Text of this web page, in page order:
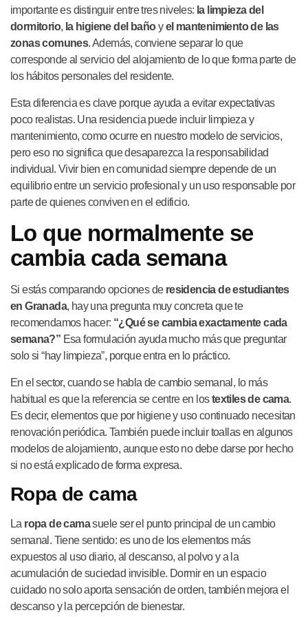
importante es distinguir entre tres niveles: la limpieza del
dormitorio, la higiene del bañoyel mantenimiento de las
zonas comunes. Además, conviene separar lo que
corresponde al servicio del alojamiento de lo que forma parte de
los hábitos personales del residente.
Esta diferencia es clave porque ayuda a evitar expectativas
poco realistas. Una residencia puede incluir limpieza y
mantenimiento, como ocurre en nuestro modelo de servicios,
pero eso no significa que desaparezca la responsabilidad
individual. Vivir bien en comunidad siempre depende de un
equilibrio entre un servicio profesional y un uso responsable por
parte de quienes conviven en el edificio.
Lo que normalmente se
cambia cada semana
Si estás comparando opciones de residencia de estudiantes
en Granada, hay una pregunta muy concreta que te
recomendamos hacer: “¿Qué se cambia exactamente cada
semana?” Esa formulación ayuda mucho más que preguntar
solo si “hay limpieza”, porque entra en lo práctico.
En el sector, cuando se habla de cambio semanal, lo más
habitual es que la referencia se centre en lostextiles de cama.
Es decir, elementos que por higiene y uso continuado necesitan
renovación periódica. También puede incluir toallas en algunos
modelos de alojamiento, aunque esto no debe darse por hecho
si no está explicado de forma expresa.
Ropa de cama
La ropa de camasuele ser el punto principal de un cambio
semanal. Tiene sentido: es uno de los elementos más
expuestos al uso diario, al descanso, al polvo y a la
acumulación de suciedad invisible. Dormir en un espacio
cuidado no solo aporta sensación de orden, también mejora el
descanso y la percepción de bienestar.